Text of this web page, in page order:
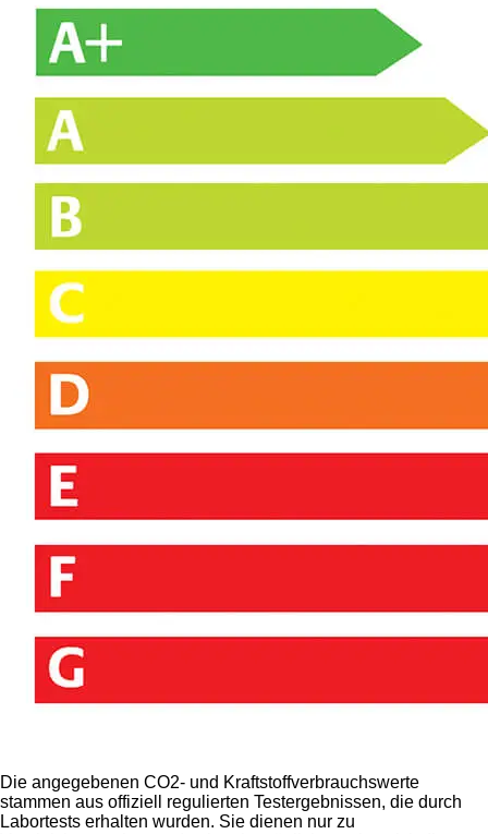
Die angegebenen CO2- und Kraftstoffverbrauchswerte
stammen aus offiziell regulierten Testergebnissen, die durch
Labortests erhalten wurden. Sie dienen nur zu